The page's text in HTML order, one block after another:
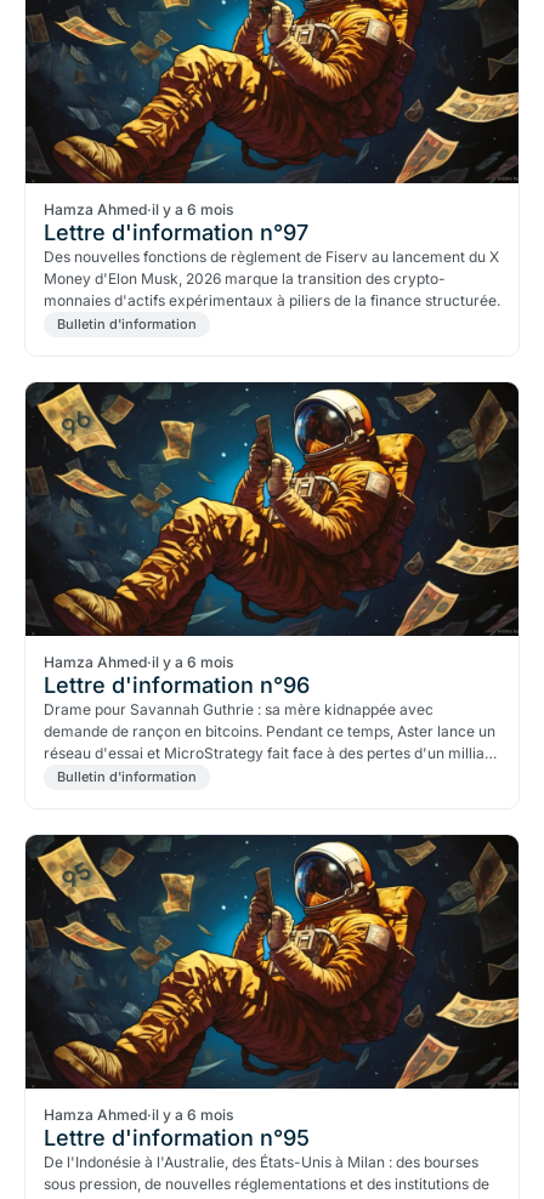
Hamza Ahmed·il y a 6 mois
Lettre d'information n°97
Des nouvelles fonctions de règlement de Fiserv au lancement du X
Money d'Elon Musk, 2026 marque la transition des crypto-
monnaies d'actifs expérimentaux à piliers de la finance structurée.
Bulletin d'information
Hamza Ahmed·il y a 6 mois
Lettre d'information n°96
Drame pour Savannah Guthrie : sa mère kidnappée avec
demande de rançon en bitcoins. Pendant ce temps, Aster lance un
réseau d'essai et MicroStrategy fait face à des pertes d'un milliard
de dollars.
Bulletin d'information
Hamza Ahmed·il y a 6 mois
Lettre d'information n°95
De l'Indonésie à l'Australie, des États-Unis à Milan : des bourses
sous pression, de nouvelles réglementations et des institutions de